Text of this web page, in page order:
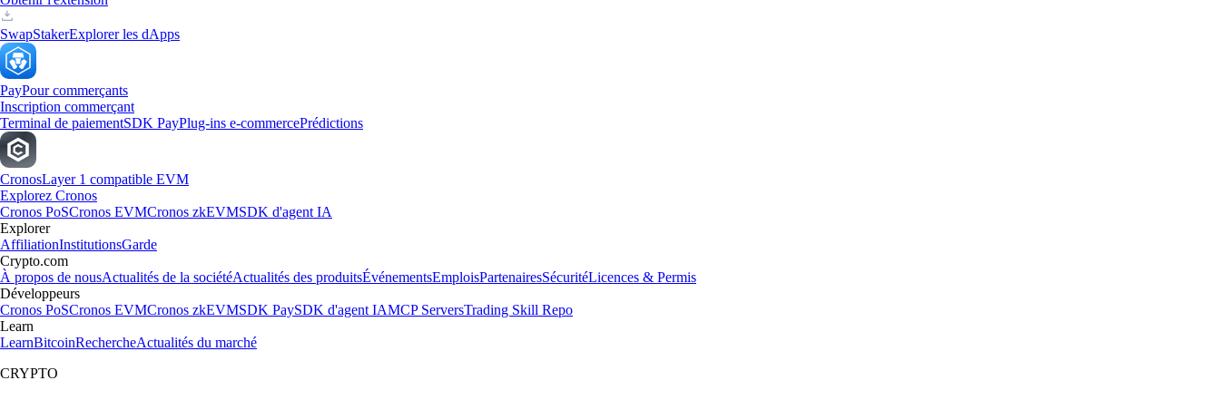
SwapStakerExplorer les dApps
PayPour commerçants
Inscription commerçant
Terminal de paiementSDK PayPlug-ins e-commercePrédictions
CronosLayer 1 compatible EVM
Explorez Cronos
Cronos PoSCronos EVMCronos zkEVMSDK d'agent IA
Explorer
AffiliationInstitutionsGarde
Crypto.com
À propos de nousActualités de la sociétéActualités des produitsÉvénementsEmploisPartenairesSécuritéLicences & Permis
Développeurs
Cronos PoSCronos EVMCronos zkEVMSDK PaySDK d'agent IAMCP ServersTrading Skill Repo
Learn
LearnBitcoinRechercheActualités du marché
CRYPTO